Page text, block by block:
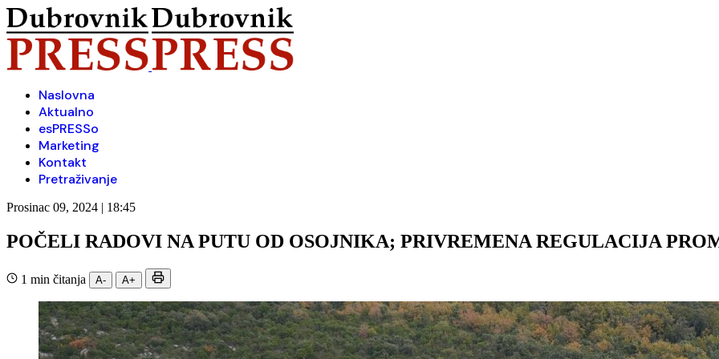
Naslovna
Aktualno
esPRESSo
Marketing
Kontakt
Pretraživanje
Prosinac 09, 2024 | 18:45
POČELI RADOVI NA PUTU OD OSOJNIKA; PRIVREMENA REGULACIJA
1 min čitanja A- A+